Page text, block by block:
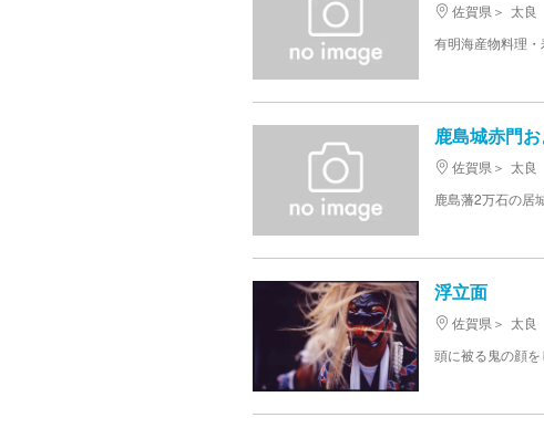
佐賀県 太良
有明海産物料理
鹿島城赤門
佐賀県 太良
浮立面
佐賀県 太良